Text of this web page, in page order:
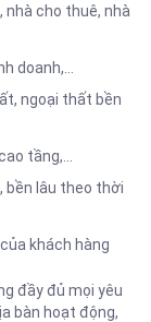
nhà cho thuê, nhà
doanh,…
ngoại thất bền
tầng,…
bền lâu theo thời
khách hàng
đầy đủ mọi yêu
bàn hoạt động,